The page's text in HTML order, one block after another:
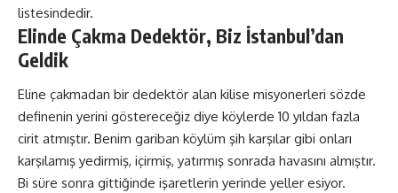
listesindedir.
Elinde Çakma Dedektör, Biz İstanbul’dan
Geldik
Eline çakmadan bir dedektör alan kilise misyonerleri sözde
definenin yerini göstereceğiz diye köylerde 10 yıldan fazla
cirit atmıştır. Benim gariban köylüm şih karşılar gibi onları
karşılamış yedirmiş, içirmiş, yatırmış sonrada havasını almıştır.
Bi süre sonra gittiğinde işaretlerin yerinde yeller esiyor.